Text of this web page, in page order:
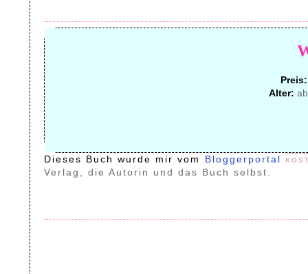
Preis:
Alter:
Dieses Buch wurde mir vom Bloggerportal
Verlag, die Autorin und das Buch selbst.